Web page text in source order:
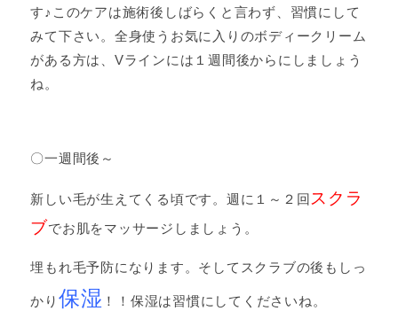
す♪このケアは施術後しばらくと言わず、習慣にして
みて下さい。全身使うお気に入りのボディークリーム
がある方は、Vラインには１週間後からにしましょう
ね。
〇一週間後～
新しい毛が生えてくる頃です。週に１～２回 スクラ
ブでお肌をマッサージしましょう。
埋もれ毛予防になります。そしてスクラブの後もしっ
かり 保湿 ！！保湿は習慣にしてくださいね。